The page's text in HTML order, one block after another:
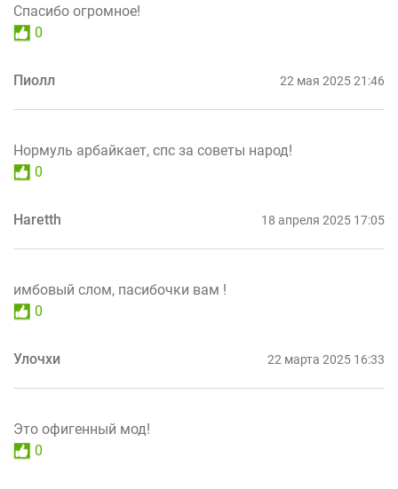
Спасибо огромное!
0
Пиолл 22 мая 2025 21:46
Нормуль арбайкает, спс за советы народ!
0
Haretth 18 апреля 2025 17:05
имбовый слом, пасибочки вам !
0
Улочхи 22 марта 2025 16:33
Это офигенный мод!
0